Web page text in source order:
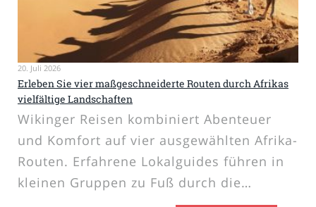
20. Juli 2026
Erleben Sie vier maßgeschneiderte Routen durch Afrikas
vielfältige Landschaften
Wikinger Reisen kombiniert Abenteuer
und Komfort auf vier ausgewählten Afrika-
Routen. Erfahrene Lokalguides führen in
kleinen Gruppen zu Fuß durch die…